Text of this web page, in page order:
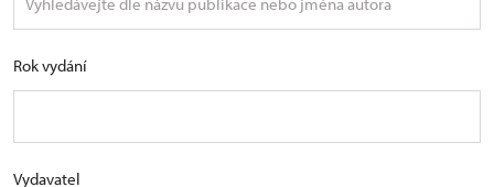
Rok vydání
Vydavatel